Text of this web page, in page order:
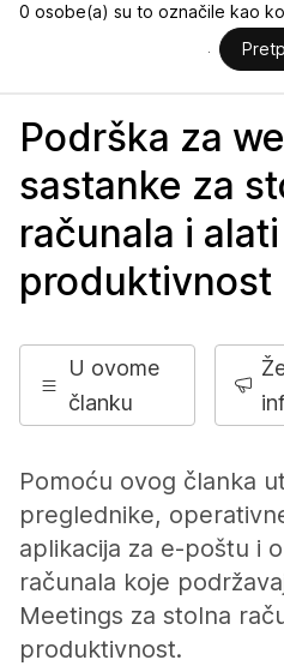
0 osobe(a) su to označile kao
Podrška za
sastanke za
računala i
produktivnost
U ovome
članku
Pomoću ovog članka
preglednike,
aplikacija za e-poštu i
računala koje
Meetings za stolna
produktivnost.